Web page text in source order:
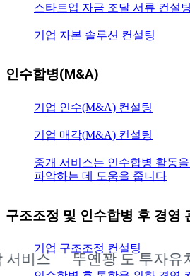
스타트업 자금 조달 서류 컨설팅
기업 자본 솔루션 컨설팅
인수합병(M&A)
기업 인수(M&A) 컨설팅
기업 매각(M&A) 컨설팅
중개 서비스는 인수합병 활동
파악하는 데 도움을 줍니다
구조조정 및 인수합병 후 경영
기업 구조조정 컨설팅
스 뚜옌꽝 도 투자유치